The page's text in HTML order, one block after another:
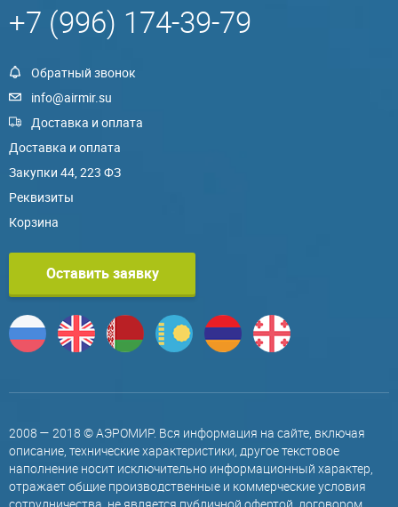
+7 (996) 174-39-79
Обратный звонок
info@airmir.su
Доставка и оплата
Доставка и оплата
Закупки 44, 223 ФЗ
Реквизиты
Корзина
Оставить заявку
2008 — 2018 © АЭРОМИР. Вся информация на сайте, включая
описание, технические характеристики, другое текстовое
наполнение носит исключительно информационный характер,
отражает общие производственные и коммерческие условия